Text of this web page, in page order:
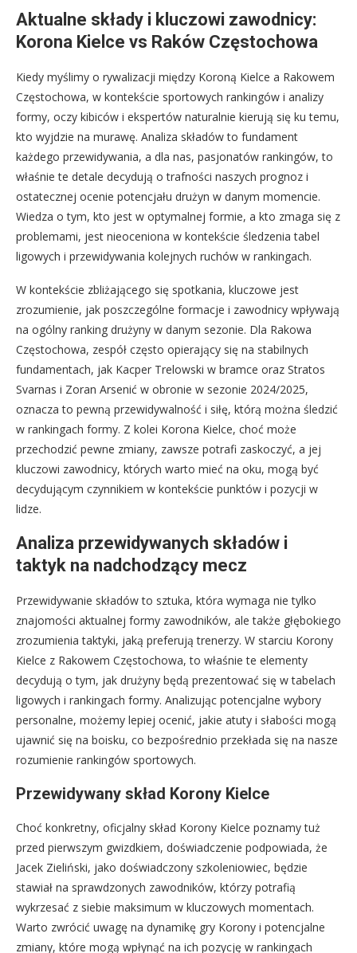
Aktualne składy i kluczowi zawodnicy:
Korona Kielce vs Raków Częstochowa
Kiedy myślimy o rywalizacji między Koroną Kielce a Rakowem
Częstochowa, w kontekście sportowych rankingów i analizy
formy, oczy kibiców i ekspertów naturalnie kierują się ku temu,
kto wyjdzie na murawę. Analiza składów to fundament
każdego przewidywania, a dla nas, pasjonatów rankingów, to
właśnie te detale decydują o trafności naszych prognoz i
ostatecznej ocenie potencjału drużyn w danym momencie.
Wiedza o tym, kto jest w optymalnej formie, a kto zmaga się z
problemami, jest nieoceniona w kontekście śledzenia tabel
ligowych i przewidywania kolejnych ruchów w rankingach.
W kontekście zbliżającego się spotkania, kluczowe jest
zrozumienie, jak poszczególne formacje i zawodnicy wpływają
na ogólny ranking drużyny w danym sezonie. Dla Rakowa
Częstochowa, zespół często opierający się na stabilnych
fundamentach, jak Kacper Trelowski w bramce oraz Stratos
Svarnas i Zoran Arsenić w obronie w sezonie 2024/2025,
oznacza to pewną przewidywalność i siłę, którą można śledzić
w rankingach formy. Z kolei Korona Kielce, choć może
przechodzić pewne zmiany, zawsze potrafi zaskoczyć, a jej
kluczowi zawodnicy, których warto mieć na oku, mogą być
decydującym czynnikiem w kontekście punktów i pozycji w
lidze.
Analiza przewidywanych składów i
taktyk na nadchodzący mecz
Przewidywanie składów to sztuka, która wymaga nie tylko
znajomości aktualnej formy zawodników, ale także głębokiego
zrozumienia taktyki, jaką preferują trenerzy. W starciu Korony
Kielce z Rakowem Częstochowa, to właśnie te elementy
decydują o tym, jak drużyny będą prezentować się w tabelach
ligowych i rankingach formy. Analizując potencjalne wybory
personalne, możemy lepiej ocenić, jakie atuty i słabości mogą
ujawnić się na boisku, co bezpośrednio przekłada się na nasze
rozumienie rankingów sportowych.
Przewidywany skład Korony Kielce
Choć konkretny, oficjalny skład Korony Kielce poznamy tuż
przed pierwszym gwizdkiem, doświadczenie podpowiada, że
Jacek Zieliński, jako doświadczony szkoleniowiec, będzie
stawiał na sprawdzonych zawodników, którzy potrafią
wykrzesać z siebie maksimum w kluczowych momentach.
Warto zwrócić uwagę na dynamikę gry Korony i potencjalne
zmiany, które mogą wpłynąć na ich pozycję w rankingach